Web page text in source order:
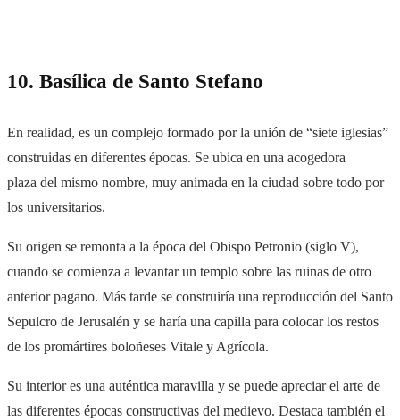
10. Basílica de Santo Stefano
En realidad, es un complejo formado por la unión de “siete iglesias”
construidas en diferentes épocas. Se ubica en una acogedora
plaza del mismo nombre, muy animada en la ciudad sobre todo por
los universitarios.
Su origen se remonta a la época del Obispo Petronio (siglo V),
cuando se comienza a levantar un templo sobre las ruinas de otro
anterior pagano. Más tarde se construiría una reproducción del Santo
Sepulcro de Jerusalén y se haría una capilla para colocar los restos
de los promártires boloñeses Vitale y Agrícola.
Su interior es una auténtica maravilla y se puede apreciar el arte de
las diferentes épocas constructivas del medievo. Destaca también el